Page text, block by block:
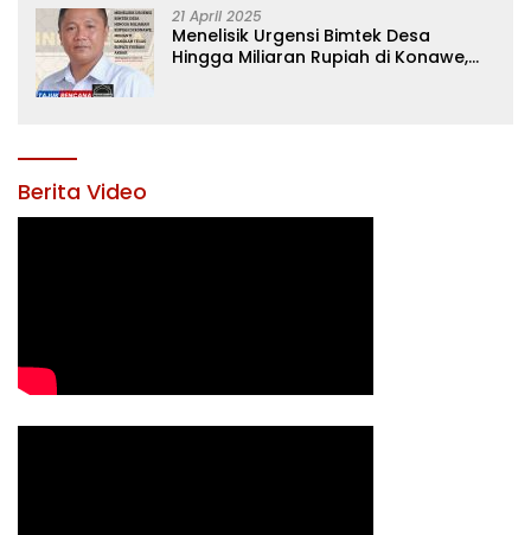
21 April 2025
Menelisik Urgensi Bimtek Desa
Hingga Miliaran Rupiah di Konawe,
Berita Video